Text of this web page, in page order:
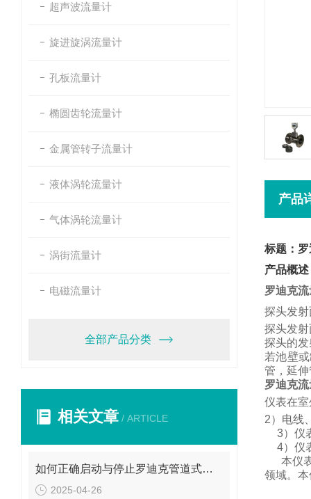
超声波流量计
旋进旋涡流量计
孔板流量计
椭圆齿轮流量计
金属管转子流量计
液体涡轮流量计
气体涡轮流量计
涡街流量计
电磁流量计
全部产品分类
相关文章 / ARTICLE
如何正确启动与停止罗迪克管道式流量计？操作要点要牢记
2025-04-26
产品
标题：
产品概述
罗迪克
探头发
探头发
探头的
若池壁
管， 延
罗迪克
仪表在
2）电线
3）仪
4）仪
本仪
领域。 本